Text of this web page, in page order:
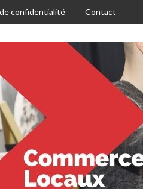
confidentialité Contact